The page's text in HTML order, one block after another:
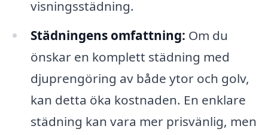
visningsstädning.
Städningens omfattning: Om du
önskar en komplett städning med
djuprengöring av både ytor och golv,
kan detta öka kostnaden. En enklare
städning kan vara mer prisvänlig, men